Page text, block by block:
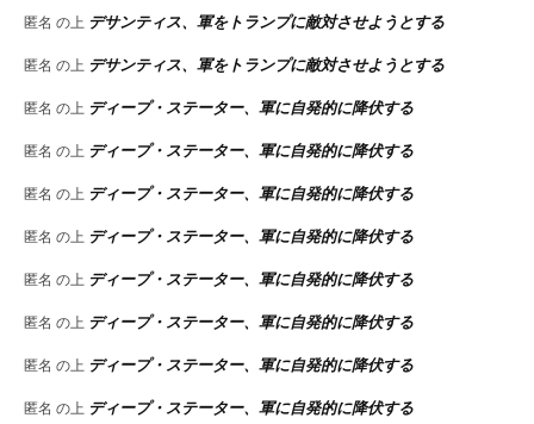
匿名 の上 デサンティス、軍をトランプに敵対させようとする
匿名 の上 デサンティス、軍をトランプに敵対させようとする
匿名 の上 ディープ・ステーター、軍に自発的に降伏する
匿名 の上 ディープ・ステーター、軍に自発的に降伏する
匿名 の上 ディープ・ステーター、軍に自発的に降伏する
匿名 の上 ディープ・ステーター、軍に自発的に降伏する
匿名 の上 ディープ・ステーター、軍に自発的に降伏する
匿名 の上 ディープ・ステーター、軍に自発的に降伏する
匿名 の上 ディープ・ステーター、軍に自発的に降伏する
匿名 の上 ディープ・ステーター、軍に自発的に降伏する